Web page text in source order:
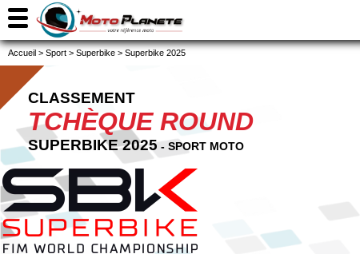
Accueil > Sport > Superbike > Superbike 2025
CLASSEMENT
TCHÈQUE ROUND
SUPERBIKE 2025 - SPORT MOTO